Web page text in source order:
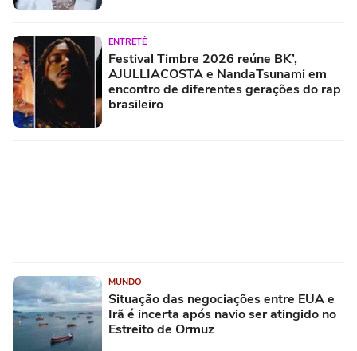
ENTRETÊ
Festival Timbre 2026 reúne BK’,
AJULLIACOSTA e NandaTsunami em
encontro de diferentes gerações do rap
brasileiro
MUNDO
Situação das negociações entre EUA e
Irã é incerta após navio ser atingido no
Estreito de Ormuz